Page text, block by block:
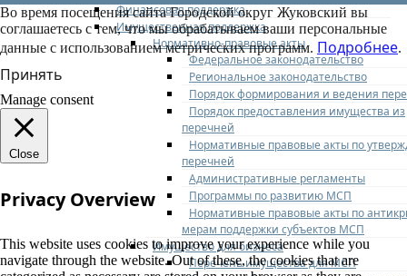
Финансовая поддержка
Имущественная поддержка
Нормативно-правовые акты
Федеральное законодательство
Региональное законодательство
Порядок формирования и ведения
Порядок предоставления имущества из
перечней
Нормативные правовые акты по
перечней
Административные регламенты
Программы по развитию МСП
Нормативные правовые акты по
мерам поддержки субъектов МСП
Имущество для бизнеса
Перечень имущества для МСП
Во время посещения сайта Городской округ Жуковский вы
соглашаетесь с тем, что мы обрабатываем ваши персональные
данные с использованием метрических программ. Подробнее.
Принять
Manage consent
Close
Privacy Overview
This website uses cookies to improve your experience while you
navigate through the website. Out of these, the cookies that are